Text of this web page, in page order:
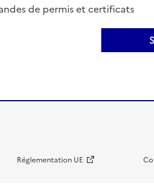
de permis et certificats
Réglementation UE